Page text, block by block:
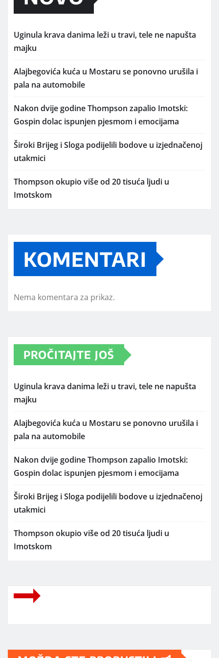
Uginula krava danima leži u travi, tele ne napušta
majku
Alajbegovića kuća u Mostaru se ponovno urušila i
pala na automobile
Nakon dvije godine Thompson zapalio Imotski:
Gospin dolac ispunjen pjesmom i emocijama
Široki Brijeg i Sloga podijelili bodove u izjednačenoj
utakmici
Thompson okupio više od 20 tisuća ljudi u
Imotskom
KOMENTARI
Nema komentara za prikaz.
PROČITAJTE JOŠ
Uginula krava danima leži u travi, tele ne napušta
majku
Alajbegovića kuća u Mostaru se ponovno urušila i
pala na automobile
Nakon dvije godine Thompson zapalio Imotski:
Gospin dolac ispunjen pjesmom i emocijama
Široki Brijeg i Sloga podijelili bodove u izjednačenoj
utakmici
Thompson okupio više od 20 tisuća ljudi u
Imotskom